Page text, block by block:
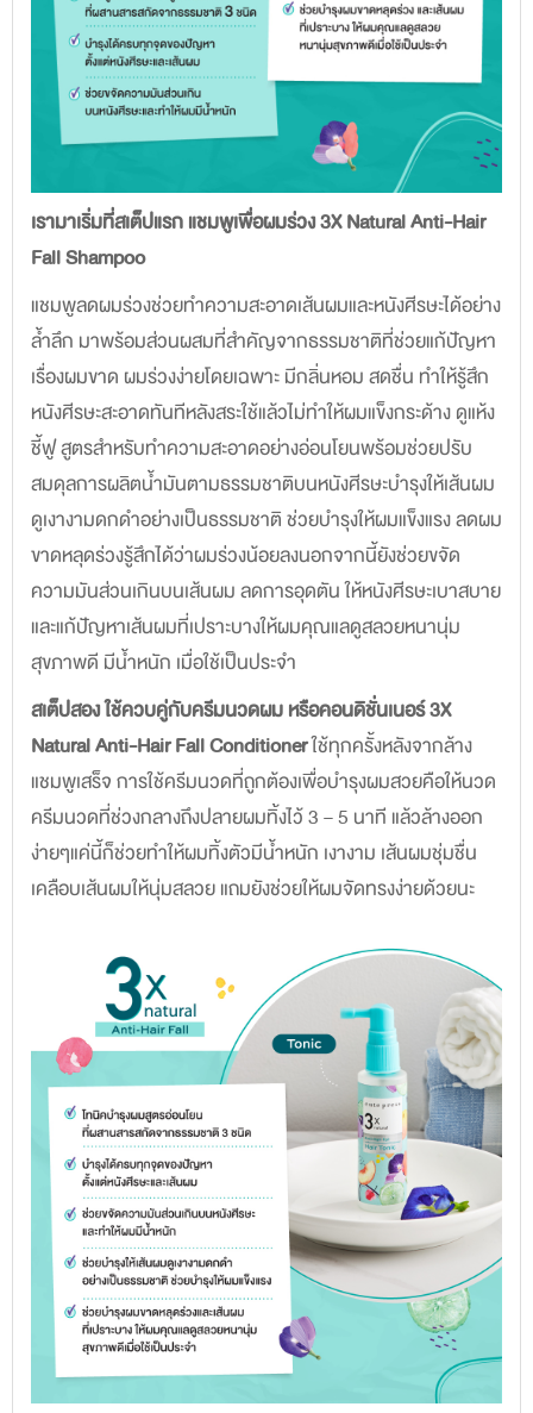
เรามาเริ่มที่สเต็ปแรก แชมพูเพื่อผมร่วง 3X Natural Anti-Hair
Fall Shampoo
แชมพูลดผมร่วงช่วยทำความสะอาดเส้นผมและหนังศีรษะได้อย่าง
ล้ำลึก มาพร้อมส่วนผสมที่สำคัญจากธรรมชาติที่ช่วยแก้ปัญหา
เรื่องผมขาด ผมร่วงง่ายโดยเฉพาะ มีกลิ่นหอม สดชื่น ทำให้รู้สึก
หนังศีรษะสะอาดทันทีหลังสระใช้แล้วไม่ทำให้ผมแข็งกระด้าง ดูแห้ง
ชี้ฟู สูตรสำหรับทำความสะอาดอย่างอ่อนโยนพร้อมช่วยปรับ
สมดุลการผลิตน้ำมันตามธรรมชาติบนหนังศีรษะบำรุงให้เส้นผม
ดูเงางามดกดำอย่างเป็นธรรมชาติ ช่วยบำรุงให้ผมแข็งแรง ลดผม
ขาดหลุดร่วงรู้สึกได้ว่าผมร่วงน้อยลงนอกจากนี้ยังช่วยขจัด
ความมันส่วนเกินบนเส้นผม ลดการอุดตัน ให้หนังศีรษะเบาสบาย
และแก้ปัญหาเส้นผมที่เปราะบางให้ผมคุณแลดูสลวยหนานุ่ม
สุขภาพดี มีน้ำหนัก เมื่อใช้เป็นประจำ
สเต็ปสอง ใช้ควบคู่กับครีมนวดผม หรือคอนดิชั่นเนอร์ 3X
Natural Anti-Hair Fall Conditionerใช้ทุกครั้งหลังจากล้าง
แชมพูเสร็จ การใช้ครีมนวดที่ถูกต้องเพื่อบำรุงผมสวยคือให้นวด
ครีมนวดที่ช่วงกลางถึงปลายผมทิ้งไว้ 3 – 5 นาที แล้วล้างออก
ง่ายๆแค่นี้ก็ช่วยทำให้ผมทิ้งตัวมีน้ำหนัก เงางาม เส้นผมชุ่มชื่น
เคลือบเส้นผมให้นุ่มสลวย แถมยังช่วยให้ผมจัดทรงง่ายด้วยนะ